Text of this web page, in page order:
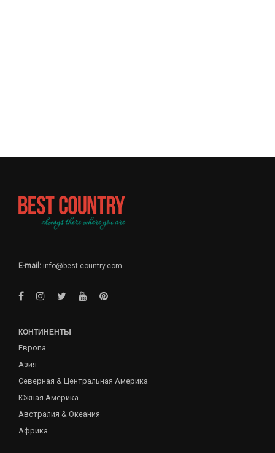
E-mail: info@best-country.com
КОНТИНЕНТЫ
Европа
Азия
Северная & Центральная Америка
Южная Америка
Австралия & Океания
Африка